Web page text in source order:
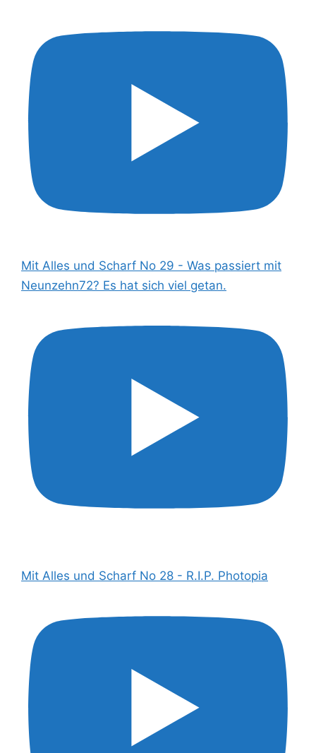
Mit Alles und Scharf No 29 - Was passiert mit
Neunzehn72? Es hat sich viel getan.
Mit Alles und Scharf No 28 - R.I.P. Photopia